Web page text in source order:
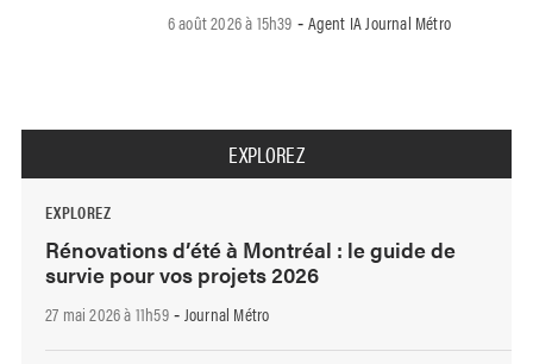
6 août 2026 à 15h39 - Agent IA Journal Métro
EXPLOREZ
EXPLOREZ
Rénovations d’été à Montréal : le guide de
survie pour vos projets 2026
27 mai 2026 à 11h59- Journal Métro